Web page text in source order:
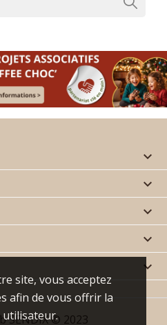
site, vous acceptez
afin de vous offrir la
utilisateur.





SENDIX© 2023